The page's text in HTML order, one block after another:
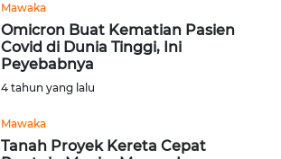
Mawaka
Omicron Buat Kematian Pasien
Covid di Dunia Tinggi, Ini
Peyebabnya
4 tahun yang lalu
Mawaka
Tanah Proyek Kereta Cepat